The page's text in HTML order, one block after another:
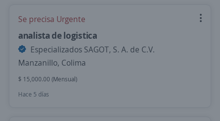
Se precisa Urgente
analista de logistica
Especializados SAGOT, S. A. de C.V.
Manzanillo, Colima
$ 15,000.00 (Mensual)
Hace 5 días